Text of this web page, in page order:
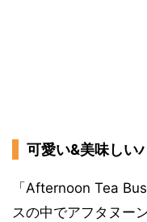
可愛い&美味しい
「Afternoon Tea
スの中でアフタヌー